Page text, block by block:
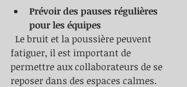
Prévoir des pauses régulières
pour les équipes
fatiguer, il est important de
permettre aux collaborateurs de se
reposer dans des espaces calmes.